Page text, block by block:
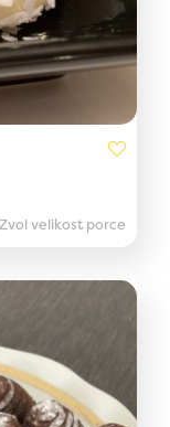
Zvol velikost porce